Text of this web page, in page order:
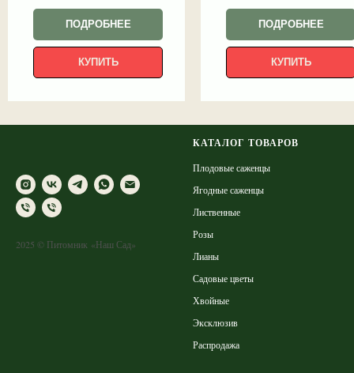
ПОДРОБНЕЕ
КУПИТЬ
ПОДРОБНЕЕ
КУПИТЬ
2025 © Питомник «Наш Сад»
КАТАЛОГ ТОВАРОВ
Плодовые саженцы
Ягодные саженцы
Лиственные
Розы
Лианы
Садовые цветы
Хвойные
Эксклюзив
Распродажа